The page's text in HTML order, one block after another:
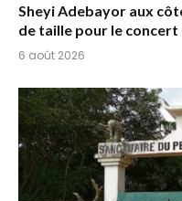
Sheyi Adebayor aux
de taille pour le concert
6 août 2026